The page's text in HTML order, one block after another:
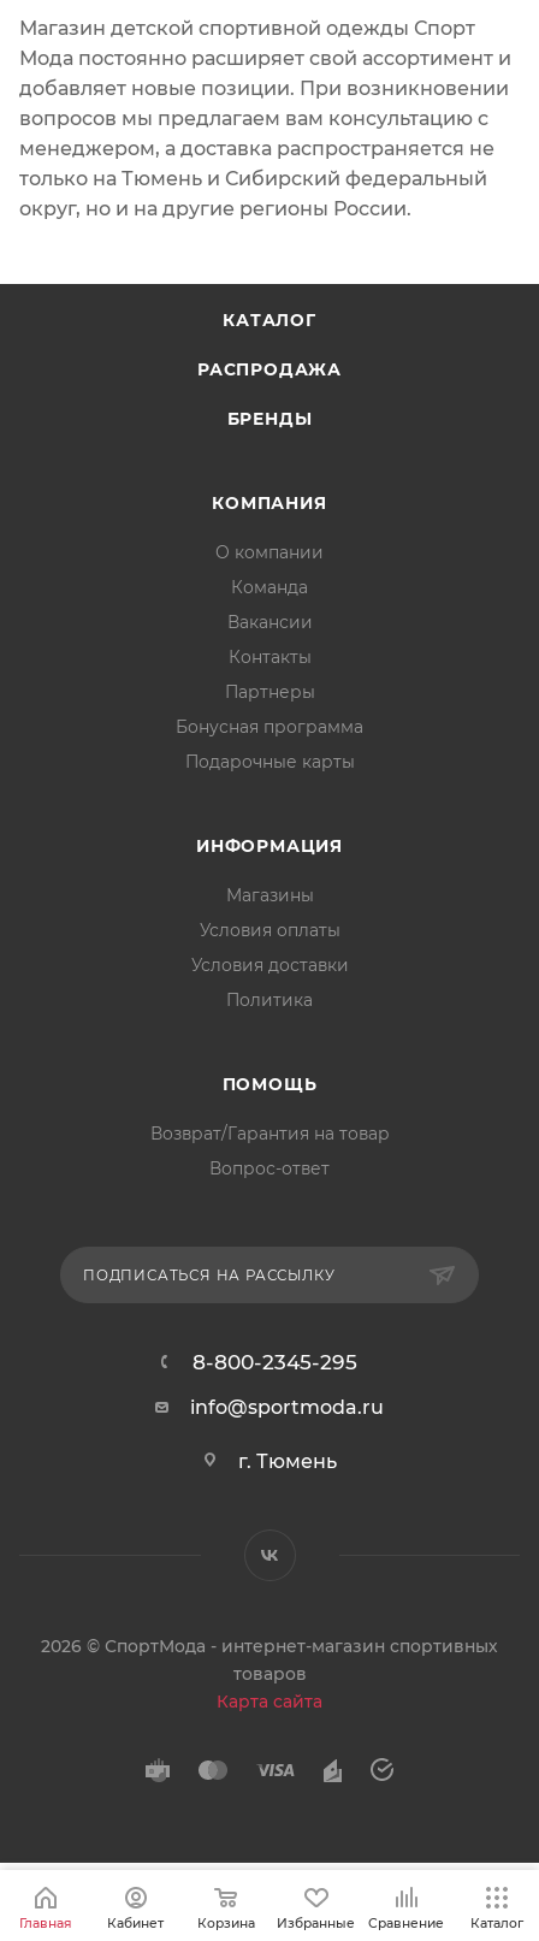
Магазин детской спортивной одежды Спорт
Мода постоянно расширяет свой ассортимент и
добавляет новые позиции. При возникновении
вопросов мы предлагаем вам консультацию с
менеджером, а доставка распространяется не
только на Тюмень и Сибирский федеральный
округ, но и на другие регионы России.
КАТАЛОГ
РАСПРОДАЖА
БРЕНДЫ
КОМПАНИЯ
О компании
Команда
Вакансии
Контакты
Партнеры
Бонусная программа
Подарочные карты
ИНФОРМАЦИЯ
Магазины
Условия оплаты
Условия доставки
Политика
ПОМОЩЬ
Возврат/Гарантия на товар
Вопрос-ответ
ПОДПИСАТЬСЯ НА РАССЫЛКУ
8-800-2345-295
info@sportmoda.ru
г. Тюмень
2026 © СпортМода - интернет-магазин спортивных
товаров
Карта сайта
Главная Кабинет Корзина Избранные Сравнение Каталог